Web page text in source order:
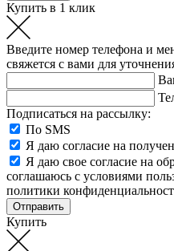
Купить в 1 клик
Введите номер телефона и
свяжется с вами для
Подписаться на рассылку:
По SMS
Я даю согласие на
Я даю свое согласие на
соглашаюсь с условиями
политики
Купить